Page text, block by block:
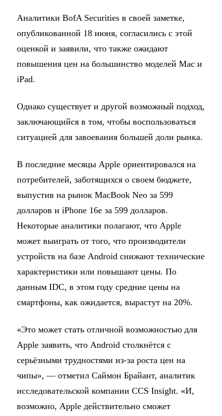
Аналитики BofA Securities в своей заметке,
опубликованной 18 июня, согласились с этой
оценкой и заявили, что также ожидают
повышения цен на большинство моделей Mac и
iPad.
Однако существует и другой возможный подход,
заключающийся в том, чтобы воспользоваться
ситуацией для завоевания большей доли рынка.
В последние месяцы Apple ориентировался на
потребителей, заботящихся о своем бюджете,
выпустив на рынок MacBook Neo за 599
долларов и iPhone 16e за 599 долларов.
Некоторые аналитики полагают, что Apple
может выиграть от того, что производители
устройств на базе Android снижают технические
характеристики или повышают цены. По
данным IDC, в этом году средние цены на
смартфоны, как ожидается, вырастут на 20%.
«Это может стать отличной возможностью для
Apple заявить, что Android столкнётся с
серьёзными трудностями из-за роста цен на
чипы», — отметил Саймон Брайант, аналитик
исследовательской компании CCS Insight. «И,
возможно, Apple действительно сможет